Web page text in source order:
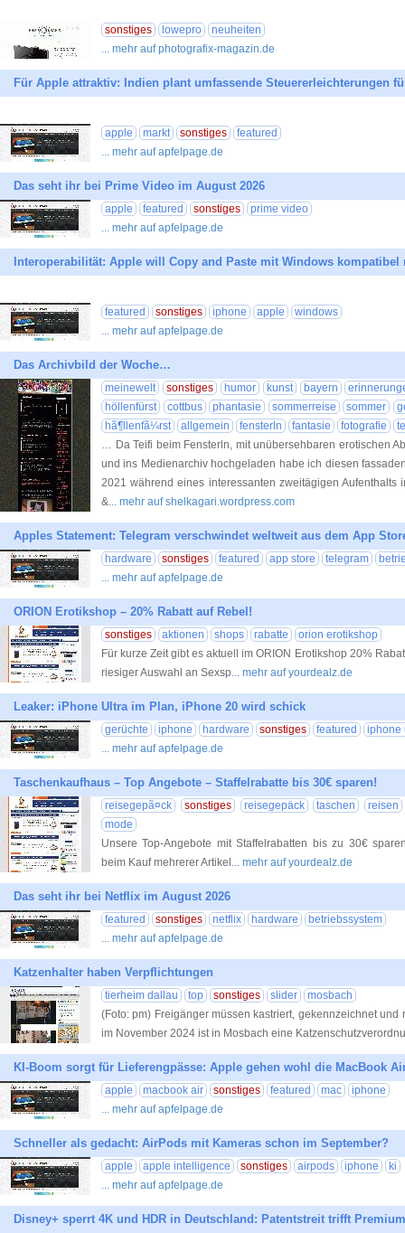
sonstiges lowepro
neuheiten
... mehr auf photografix-magazin.de
Für Apple attraktiv: Indien plant umfassende Steuererleichterungen
apple markt sonstiges
featured
... mehr auf apfelpage.de
Das seht ihr bei Prime Video im August 2026
apple featured sonstiges
prime video
... mehr auf apfelpage.de
Interoperabilität: Apple will Copy and Paste mit Windows kompatibel
featured sonstiges iphone apple
windows
... mehr auf apfelpage.de
Das Archivbild der Woche…
meinewelt sonstiges humor kunst bayern
höllenfürst
cottbus phantasie sommerreise sommer
hã¶llenfã¼rst
allgemein fensterln fantasie fotografie
… Da Teifi beim Fensterln, mit unübersehbaren erotischen
und ins Medienarchiv hochgeladen habe ich diesen
2021 während eines interessanten zweitägigen
&... mehr auf shelkagari.wordpress.com
Apples Statement: Telegram verschwindet weltweit aus dem App
hardware sonstiges featured app store telegram
... mehr auf apfelpage.de
ORION Erotikshop – 20% Rabatt auf Rebel!
sonstiges aktionen shops rabatte
orion erotikshop
Für kurze Zeit gibt es aktuell im ORION Erotikshop 20%
riesiger Auswahl an Sexsp... mehr auf yourdealz.de
Leaker: iPhone Ultra im Plan, iPhone 20 wird schick
gerüchte iphone hardware sonstiges featured
iphone
... mehr auf apfelpage.de
Taschenkaufhaus – Top Angebote – Staffelrabatte bis 30€ sparen!
reisegepã¤ck sonstiges reisegepäck taschen
reisen
mode
Unsere Top-Angebote mit Staffelrabatten bis zu 30€
beim Kauf mehrerer Artikel ... mehr auf yourdealz.de
Das seht ihr bei Netflix im August 2026
featured sonstiges netflix hardware
betriebssystem
... mehr auf apfelpage.de
Katzenhalter haben Verpflichtungen
tierheim dallau top sonstiges slider
mosbach
(Foto: pm) Freigänger müssen kastriert, gekennzeichnet und
im November 2024 ist in Mosbach eine
KI-Boom sorgt für Lieferengpässe: Apple gehen wohl die MacBook
apple macbook air sonstiges featured mac
iphone
... mehr auf apfelpage.de
Schneller als gedacht: AirPods mit Kameras schon im September?
apple apple intelligence sonstiges airpods iphone
ki
... mehr auf apfelpage.de
Disney+ sperrt 4K und HDR in Deutschland: Patentstreit trifft